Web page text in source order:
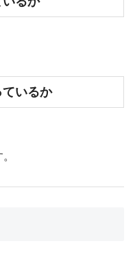
いるか